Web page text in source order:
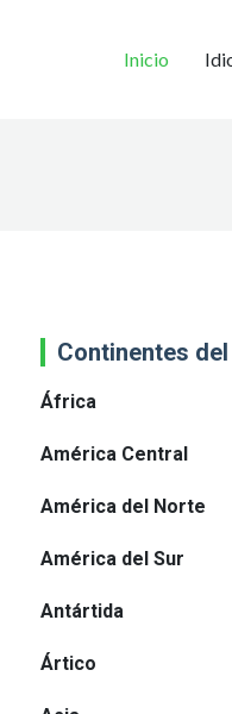
Inicio
Continentes
África
América Central
América del Norte
América del Sur
Antártida
Ártico